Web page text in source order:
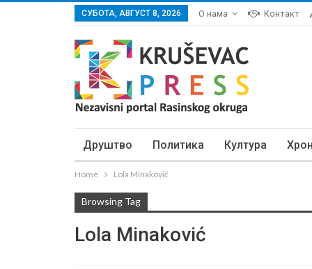
СУБОТА, АВГУСТ 8, 2026 О нама Контакт
Друштво Политика Култура
Home Lola Minaković
Browsing Tag
Lola Minaković